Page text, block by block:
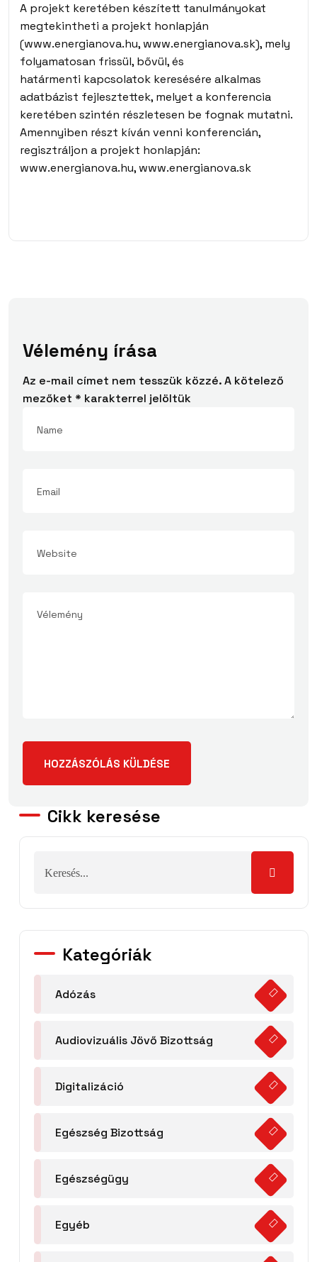
A projekt keretében készített tanulmányokat
megtekintheti a projekt honlapján
(www.energianova.hu, www.energianova.sk), mely
folyamatosan frissül, bővül, és
határmenti kapcsolatok keresésére alkalmas
adatbázist fejlesztettek, melyet a konferencia
keretében szintén részletesen be fognak mutatni.
Amennyiben részt kíván venni konferencián,
regisztráljon a projekt honlapján:
www.energianova.hu, www.energianova.sk
Vélemény írása
Az e-mail címet nem tesszük közzé.A kötelező
mezőket * karakterrel jelöltük
Cikk keresése
Kategóriák
Adózás
Audiovizuális Jövő Bizottság
Digitalizáció
Egészség Bizottság
Egészségügy
Egyéb